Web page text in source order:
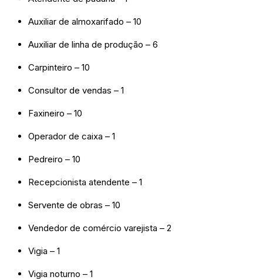
Auxiliar de almoxarifado – 10
Auxiliar de linha de produção – 6
Carpinteiro – 10
Consultor de vendas – 1
Faxineiro – 10
Operador de caixa – 1
Pedreiro – 10
Recepcionista atendente – 1
Servente de obras – 10
Vendedor de comércio varejista – 2
Vigia – 1
Vigia noturno – 1